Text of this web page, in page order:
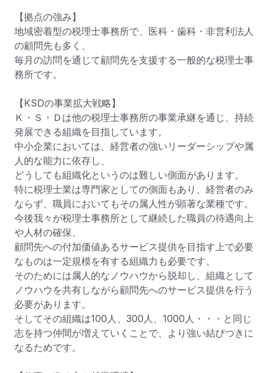
【拠点の強み】
地域密着型の税理士事務所で、医科・歯科・非営利法人
の顧問先も多く、
毎月の訪問を通じて顧問先を支援する一般的な税理士事
務所です。
【KSDの事業拡大戦略】
Ｋ・Ｓ・Ｄは他の税理士事務所の事業承継を通じ、持続
発展できる組織を目指しています。
中小企業においては、経営者の強いリーダーシップや属
人的な能力に依存し、
どうしても組織化というのは難しい側面があります。
特に税理士業は専門家としての側面もあり、経営者のみ
ならず、職員においてもその属人性が顕著な業種です。
今後我々が税理士事務所として継続した職員の待遇向上
や人材の確保、
顧問先への付加価値あるサービス提供を目指す上で必要
なものは一定規模を有する組織力も必要です。
そのためには属人的なノウハウから脱却し、組織として
ノウハウを共有しながら顧問先へのサービス提供を行う
必要があります。
そしてその組織は100人、300人、1000人・・・と同じ
志を持つ仲間が増えていくことで、より強い結びつきに
なるためです。